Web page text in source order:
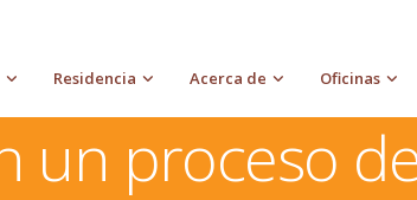
Residencia Acerca de Oficinas
proceso de Inmigración
un proceso